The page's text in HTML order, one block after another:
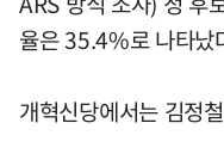
율은 35.4%로 나타났
개혁신당에서는 김정